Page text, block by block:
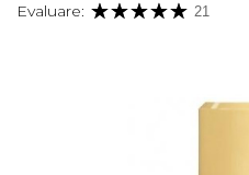
Evaluare: 21